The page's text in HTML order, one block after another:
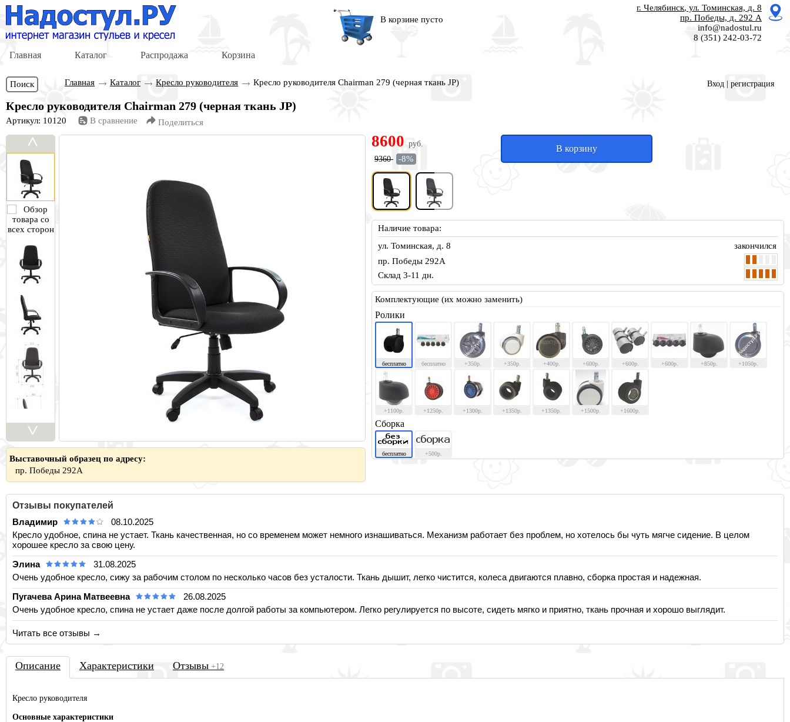
В корзине пусто
г. Челябинск, ул. Томинская, д. 8
пр. Победы, д. 292 А
info@nadostul.ru
8 (351) 242-03-72
Главная Каталог Распродажа Корзина
Поиск Вход регистрация
Главная Каталог Кресло руководителя Кресло руководителя Сhairman 279 (черная ткань JP)
Кресло руководителя Сhairman 279 (черная ткань JP)
Артикул: 10120 В сравнение Поделиться
<
>
Выставочный образец по адресу:
пр. Победы 292А
8600 руб.
9360 -8%
В корзину
Наличие товара:
ул. Томинская, д. 8
закончился
пр. Победы 292А
Склад 3-11 дн.
Комплектующие (их можно заменить)
Ролики
бесплатно бесплатно +350р. +350р. +400р. +600р. +600р. +600р. +850р. +1050р.
+1100р. +1250р. +1300р. +1350р. +1350р. +1500р. +1600р.
Сборка
бесплатно +500р.
Отзывы покупателей
Владимир
08.10.2025
Кресло удобное, спина не устает. Ткань качественная, но со временем может немного изнашиваться. Механизм работает без проблем, но хотелось бы чуть мягче сидение. В целом
хорошее кресло за свою цену.
Элина
31.08.2025
Очень удобное кресло, сижу за рабочим столом по несколько часов без усталости. Ткань дышит, легко чистится, колеса двигаются плавно, сборка простая и надежная.
Пугачева Арина Матвеевна
26.08.2025
Очень удобное кресло, спина не устает даже после долгой работы за компьютером. Легко регулируется по высоте, сидеть мягко и приятно, ткань прочная и хорошо выглядит.
Читать все отзывы →
Описание Характеристики Отзывы +12
Кресло руководителя
Основные характеристики